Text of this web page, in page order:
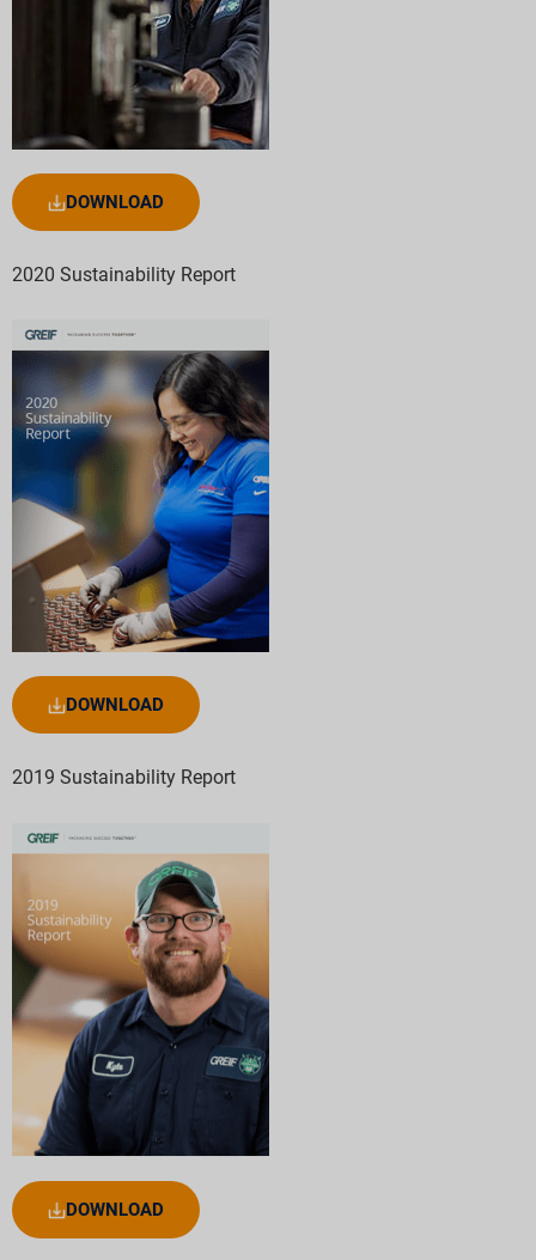
DOWNLOAD
2020 Sustainability Report
DOWNLOAD
2019 Sustainability Report
DOWNLOAD